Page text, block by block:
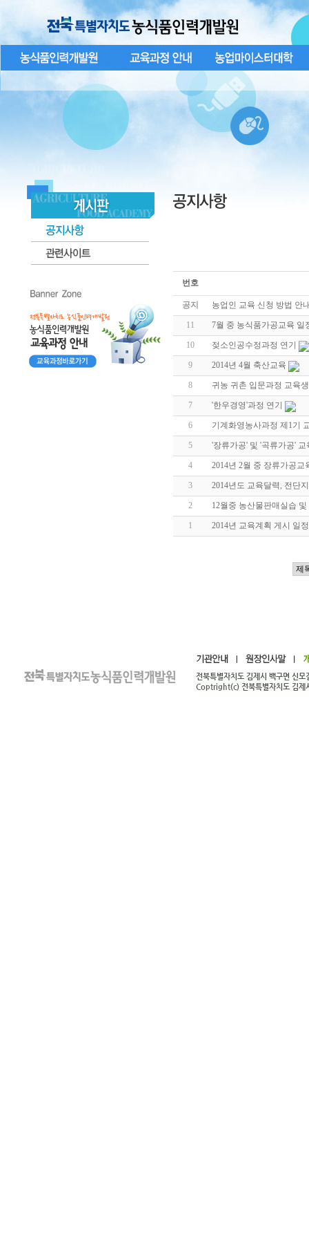
번호
공지 농업인 교육 신청 방법 안
11 7월 중 농식품가공교육 일
10 젖소인공수정과정 연기
9 2014년 4월 축산교육
8 귀농 귀촌 입문과정 교육
7 '한우경영'과정 연기
6 기계화영농사과정 제1기
5 '장류가공' 및 '곡류가공' 교
4 2014년 2월 중 장류가공
3 2014년도 교육달력, 전단
2 12월중 농산물판매실습
1 2014년 교육계획 게시 일